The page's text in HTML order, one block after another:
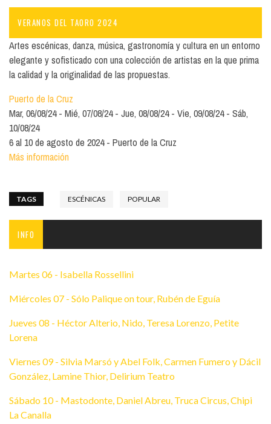
VERANOS DEL TAORO 2024
Artes escénicas, danza, música, gastronomía y cultura en un entorno
elegante y sofisticado con una colección de artistas en la que prima
la calidad y la originalidad de las propuestas.
Puerto de la Cruz
Mar, 06/08/24
Mié, 07/08/24 Jue, 08/08/24 Vie, 09/08/24
Sáb,
10/08/24
6 al 10 de agosto de 2024 - Puerto de la Cruz
Más información
TAGS ESCÉNICAS POPULAR
INFO
Martes 06 - Isabella Rossellini
Miércoles 07 - Sólo Palique on tour, Rubén de Eguía
Jueves 08 - Héctor Alterio, Nido, Teresa Lorenzo, Petite
Lorena
Viernes 09 - Silvia Marsó y Abel Folk, Carmen Fumero y Dácil
González, Lamine Thior, Delirium Teatro
Sábado 10 - Mastodonte, Daniel Abreu, Truca Circus, Chipi
La Canalla